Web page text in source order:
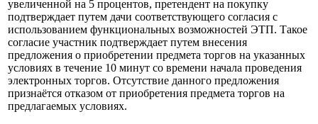
увеличенной на 5 процентов, претендент на покупку
подтверждает путем дачи соответствующего согласия с
использованием функциональных возможностей ЭТП. Такое
согласие участник подтверждает путем внесения
предложения о приобретении предмета торгов на указанных
условиях в течение 10 минут со времени начала проведения
электронных торгов. Отсутствие данного предложения
признаётся отказом от приобретения предмета торгов на
предлагаемых условиях.